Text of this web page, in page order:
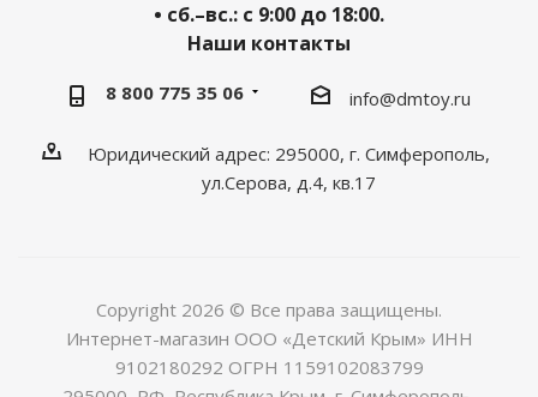
• сб.–вс.: с 9:00 до 18:00.
Наши контакты
8 800 775 35 06 info@dmtoy.ru
Юридический адрес: 295000, г. Симферополь,
ул.Серова, д.4, кв.17
Copyright 2026 © Все права защищены.
Интернет-магазин ООО «Детский Крым» ИНН
9102180292 ОГРН 1159102083799